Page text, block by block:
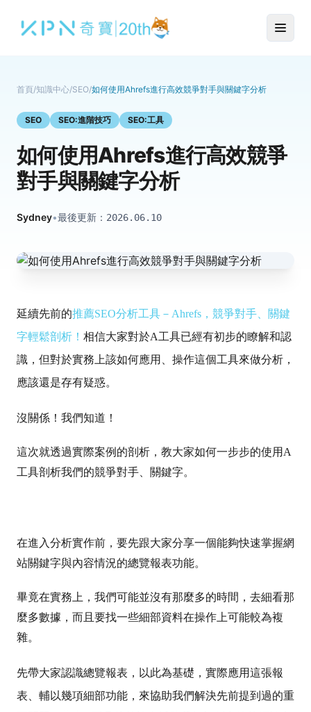
首頁/知識中心/SEO/如何使用Ahrefs進行高效競爭對手與關鍵字分析
SEO SEO:進階技巧 SEO:工具
如何使用Ahrefs進行高效競爭
對手與關鍵字分析
Sydney•最後更新： 2026.06.10
延續先前的推薦SEO分析工具－Ahrefs，競爭對手、關鍵
字輕鬆剖析！ 相信大家對於A工具已經有初步的瞭解和認
識，但對於實務上該如何應用、操作這個工具來做分析，
應該還是存有疑惑。
沒關係！我們知道！
這次就透過實際案例的剖析，教大家如何一步步的使用A
工具剖析我們的競爭對手、關鍵字。
在進入分析實作前，要先跟大家分享一個能夠快速掌握網
站關鍵字與內容情況的總覽報表功能。
畢竟在實務上，我們可能並沒有那麼多的時間，去細看那
麼多數據，而且要找一些細部資料在操作上可能較為複
雜。
先帶大家認識總覽報表，以此為基礎，實際應用這張報
表、輔以幾項細部功能，來協助我們解決先前提到過的重